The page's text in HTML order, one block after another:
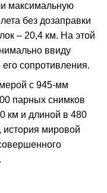
максимальную
без дозаправки
– 20,4 км. На этой
ввиду
сопротивления.
с 945-мм
парных снимков
км и длиной в 480
история мировой